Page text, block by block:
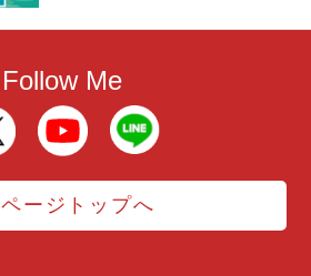
Follow Me
ページトップへ